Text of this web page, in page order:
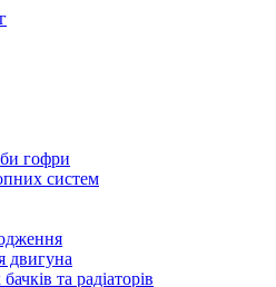
гофри
систем
двигуна
та радіаторів